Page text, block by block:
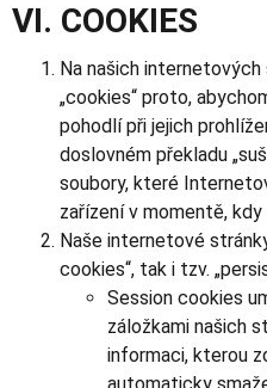
VI. COOKIES
Na našich
„cookies“ proto,
pohodlí při jejich
doslovném překladu
soubory, které
zařízení v momentě,
Naše internetové
cookies“, tak i tzv.
Session cookies
záložkami našich
informaci, kterou